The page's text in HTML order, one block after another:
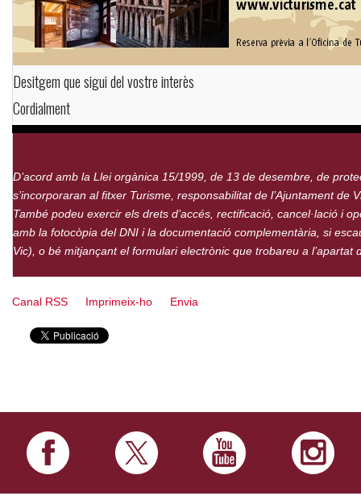
Desitgem que sigui del vostre interès
Cordialment
D’acord amb la Llei orgànica 15/1999, de 13 de desembre, de
s’incorporaran al fitxer Turisme, responsabilitat de l’Ajuntament
També podeu exercir els drets d’accés, rectificació, cancel·lació i
amb la fotocòpia del DNI i la documentació complementària, si
Vic), o bé mitjançant el formulari electrònic que trobareu a l’apartat
Canal RSS Imprimeix-ho Envia